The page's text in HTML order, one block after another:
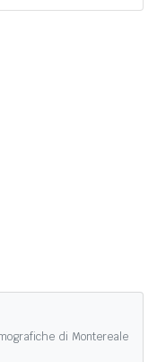
di Montereale